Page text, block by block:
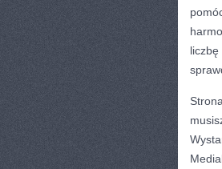
liczbę